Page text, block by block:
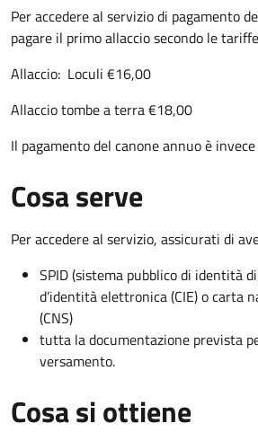
Per accedere al servizio di pagamento
pagare il primo allaccio secondo le
Allaccio: Loculi €16,00
Allaccio tombe a terra €18,00
Il pagamento del canone annuo è
Cosa serve
Per accedere al servizio, assicurati di
SPID (sistema pubblico di identità
d’identità elettronica (CIE) o carta
(CNS)
tutta la documentazione prevista
versamento.
Cosa si ottiene